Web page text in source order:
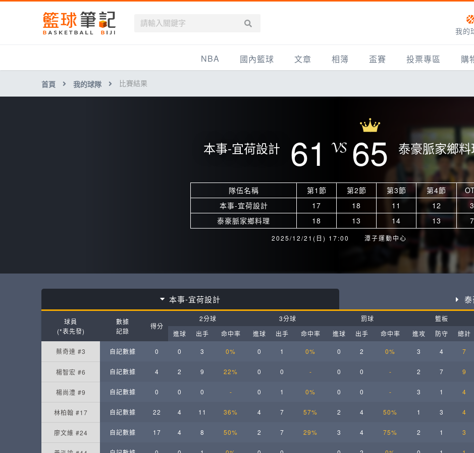
我的
NBA
戰績排名
國內籃球
HBL
文章
知識分享
主打專題
相簿 盃賽
SCBL 三重康克斯籃球聯盟
SHUBL世新籃球聯盟
SBC輔大超級盃
三重女子籃球聯盟
淡水豆花聯盟
EMPOWER引爆運動訓練
月見山Max League
屏東國民聯盟
ELITE週日籃球聯盟-中壢場
投票專區 購
首頁 我的球隊 比賽結果
本事-宜荷設計 61 65 泰豪脈家鄉
隊伍名稱 第1節 第2節 第3節 第4節
本事-宜荷設計
17 18 11 12
3
泰豪脈家鄉料理
18 13 14 13 7
2025/12/21(日) 17:00 潭子運動中心
本事-宜荷設計
球員
(*表先發)
數據
記錄
得分
2分球 3分球 罰球
籃板
進球
出手 命中率 進球 出手 命中率 進球 出手 命中率 進攻 防守 總計
蔡奇達 #3 自記數據 0 0 3 0% 0 1 0% 0 2 0% 3 4 7
楊智宏 #6 自記數據 4 2 9 22% 0 0 - 0 0 - 2 7 9
楊尚澧 #9 自記數據 0 0 0 - 0 1 0% 0 0 - 3 1 4
林柏翰 #17 自記數據 22 4 11 36% 4 7 57% 2 4 50% 1 3 4
廖文維 #24 自記數據 17 4 8 50% 2 7 29% 3 4 75% 2 1 3